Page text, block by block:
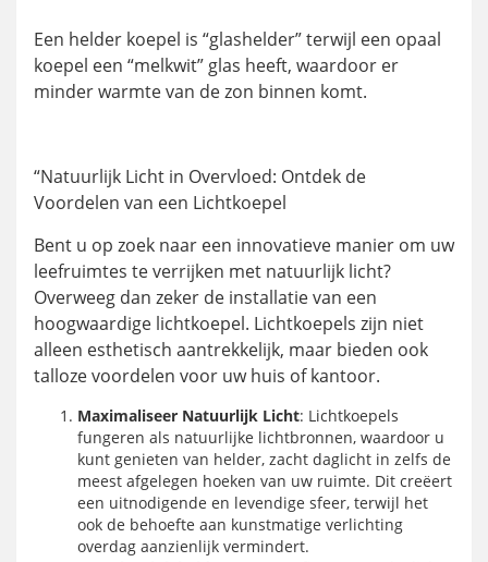
Een helder koepel is “glashelder” terwijl een opaal
koepel een “melkwit” glas heeft, waardoor er
minder warmte van de zon binnen komt.
“Natuurlijk Licht in Overvloed: Ontdek de
Voordelen van een Lichtkoepel
Bent u op zoek naar een innovatieve manier om uw
leefruimtes te verrijken met natuurlijk licht?
Overweeg dan zeker de installatie van een
hoogwaardige lichtkoepel. Lichtkoepels zijn niet
alleen esthetisch aantrekkelijk, maar bieden ook
talloze voordelen voor uw huis of kantoor.
Maximaliseer Natuurlijk Licht: Lichtkoepels
fungeren als natuurlijke lichtbronnen, waardoor u
kunt genieten van helder, zacht daglicht in zelfs de
meest afgelegen hoeken van uw ruimte. Dit creëert
een uitnodigende en levendige sfeer, terwijl het
ook de behoefte aan kunstmatige verlichting
overdag aanzienlijk vermindert.